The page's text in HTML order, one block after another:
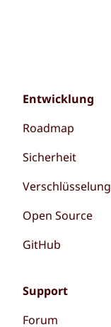
Entwicklung
Roadmap
Sicherheit
Verschlüsselung
Open Source
GitHub
Support
Forum